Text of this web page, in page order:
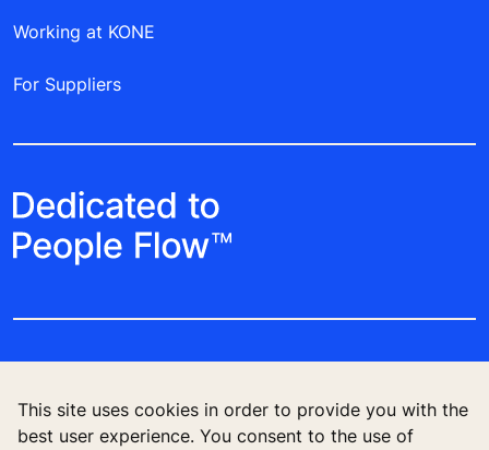
This site uses cookies in order to provide you with the
best user experience. You consent to the use of
Working at KONE
For Suppliers